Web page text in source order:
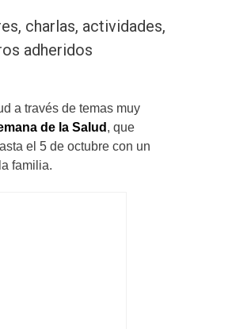
charlas, actividades,
adheridos
a través de temas muy
de la Salud , que
el 5 de octubre con un
familia.